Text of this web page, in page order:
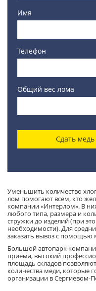
Имя
Телефон
Общий вес лома
Сдать
Уменьшить количество
лом помогают всем, кто
компании «Интерлом». В
любого типа, размера и
стружки до изделий (при
необходимости). Для
заказать вывоз с
Большой автопарк
приема, высокий
площадь складов
количества меди, которые
организации в Сергиевом-